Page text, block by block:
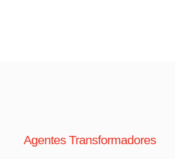
Agentes Transformadores